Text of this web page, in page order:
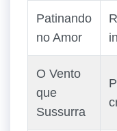
Patinando
no Amor
O Vento
que
Sussurra